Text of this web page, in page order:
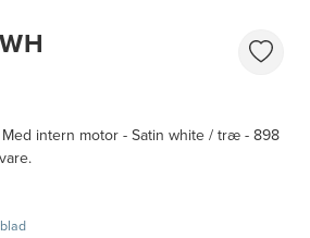
intern motor - Satin white / træ - 898